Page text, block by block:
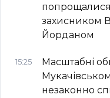
попрощалися
захисником
Йорданом
15:25
Масштабні
незаконно